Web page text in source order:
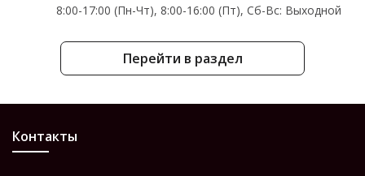
Перейти в раздел
8:00-17:00 (Пн-Чт), 8:00-16:00 (Пт), Cб-Вс: Выходной
Контакты